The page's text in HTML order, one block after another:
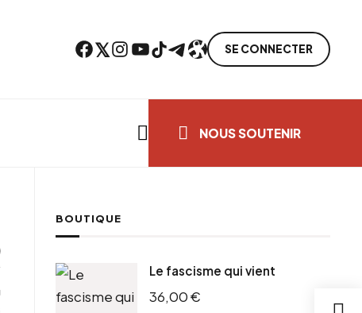
Facebook Twitter Instagram YouTube TikTok TelegramLien SE CONNECTER
NOUS SOUTENIR
BOUTIQUE
Le fascisme qui vient
36,00€